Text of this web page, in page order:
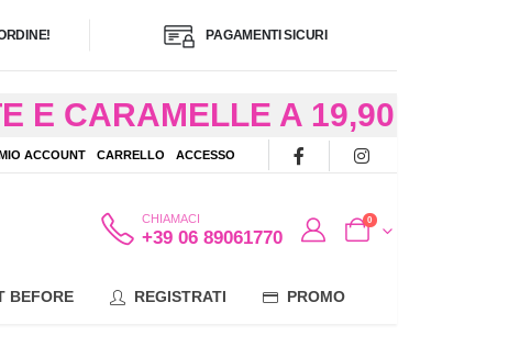
PAGAMENTI SICURI
E CARAMELLE A 19,90
48 ORE AD
ACCOUNT CARRELLO ACCESSO
CHIAMACI
+39 06 89061770
0
BEFORE REGISTRATI PROMO